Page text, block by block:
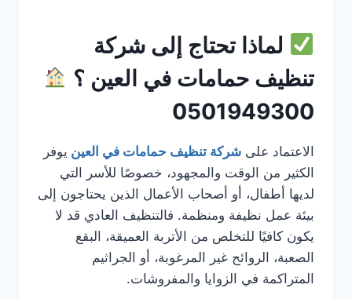
لماذا تحتاج إلى شركة
تنظيف حمامات في العين ؟
0501949300
الاعتماد على شركة تنظيف حمامات في العين يوفر
الكثير من الوقت والمجهود، خصوصًا للأسر التي
لديها أطفال، أو أصحاب الأعمال الذين يحتاجون إلى
بيئة عمل نظيفة ومنظمة. فالتنظيف العادي قد لا
يكون كافيًا للتخلص من الأتربة العميقة، البقع
الصعبة، الروائح غير المرغوبة، أو الجراثيم
المتراكمة في الزوايا والمفروشات.